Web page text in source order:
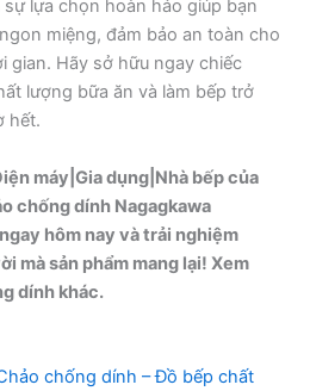
lựa chọn hoàn hảo giúp bạn
miệng, đảm bảo an toàn cho
gian. Hãy sở hữu ngay chiếc
lượng bữa ăn và làm bếp trở
hết.
máy|Gia dụng|Nhà bếpcủa
chống dính Nagagkawa
hôm nay và trải nghiệm
mà sản phẩm mang lại! Xem
dính khác.
chống dính – Đồ bếp chất